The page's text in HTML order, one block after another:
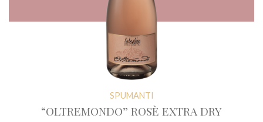
SPUMANTI
“OLTREMONDO” ROSÈ EXTRA DRY